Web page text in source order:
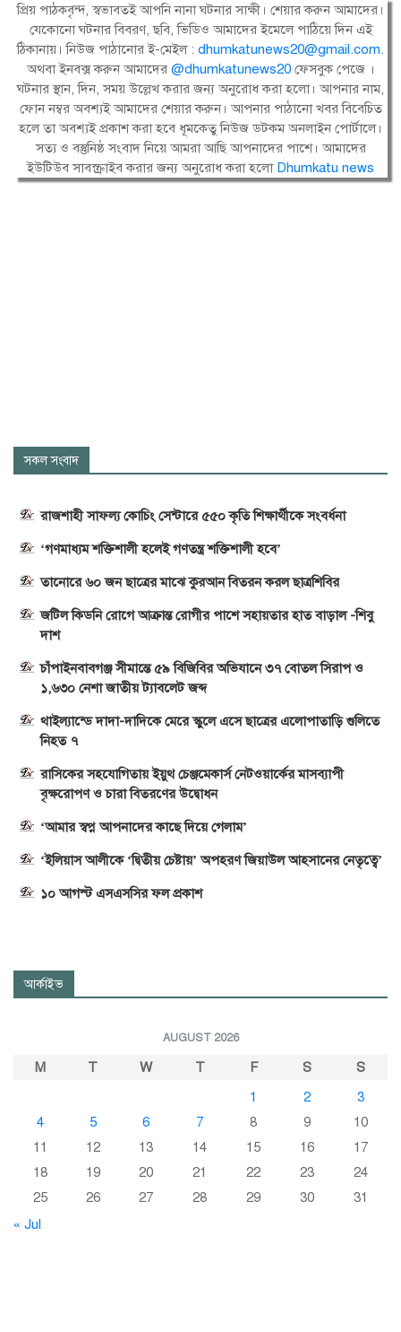
প্রিয় পাঠকবৃন্দ, স্বভাবতই আপনি নানা ঘটনার সাক্ষী। শেয়ার করুন আমাদের।
যেকোনো ঘটনার বিবরণ, ছবি, ভিডিও আমাদের ইমেলে পাঠিয়ে দিন এই
ঠিকানায়। নিউজ পাঠানোর ই-মেইল : dhumkatunews20@gmail.com.
অথবা ইনবক্স করুন আমাদের@dhumkatunews20 ফেসবুক পেজে ।
ঘটনার স্থান, দিন, সময় উল্লেখ করার জন্য অনুরোধ করা হলো। আপনার নাম,
ফোন নম্বর অবশ্যই আমাদের শেয়ার করুন। আপনার পাঠানো খবর বিবেচিত
হলে তা অবশ্যই প্রকাশ করা হবে ধূমকেতু নিউজ ডটকম অনলাইন পোর্টালে।
সত্য ও বস্তুনিষ্ঠ সংবাদ নিয়ে আমরা আছি আপনাদের পাশে। আমাদের
ইউটিউব সাবস্ক্রাইব করার জন্য অনুরোধ করা হলো Dhumkatu news
সকল সংবাদ
রাজশাহী সাফল্য কোচিং সেন্টারে ৫৫০ কৃতি শিক্ষার্থীকে সংবর্ধনা
‘গণমাধ্যম শক্তিশালী হলেই গণতন্ত্র শক্তিশালী হবে’
তানোরে ৬০ জন ছাত্রের মাঝে কুরআন বিতরন করল ছাত্রশিবির
জটিল কিডনি রোগে আক্রান্ত রোগীর পাশে সহায়তার হাত বাড়াল -শিবু
দাশ
চাঁপাইনবাবগঞ্জ সীমান্তে ৫৯ বিজিবির অভিযানে ৩৭ বোতল সিরাপ ও
১,৬৩০ নেশা জাতীয় ট্যাবলেট জব্দ
থাইল্যান্ডে দাদা-দাদিকে মেরে স্কুলে এসে ছাত্রের এলোপাতাড়ি গুলিতে
নিহত ৭
রাসিকের সহযোগিতায় ইয়ুথ চেঞ্জমেকার্স নেটওয়ার্কের মাসব্যাপী
বৃক্ষরোপণ ও চারা বিতরণের উদ্বোধন
‘আমার স্বপ্ন আপনাদের কাছে দিয়ে গেলাম’
‘ইলিয়াস আলীকে ‘দ্বিতীয় চেষ্টায়’ অপহরণ জিয়াউল আহসানের নেতৃত্বে’
১০ আগস্ট এসএসসির ফল প্রকাশ
আর্কাইভ
AUGUST 2026
M T W T F S
S
1
2
3
4
5 6 7 8 9
10
11
12 13 14 15 16
17
18
19 20 21 22 23
24
25
26 27 28 29 30
31
« Jul